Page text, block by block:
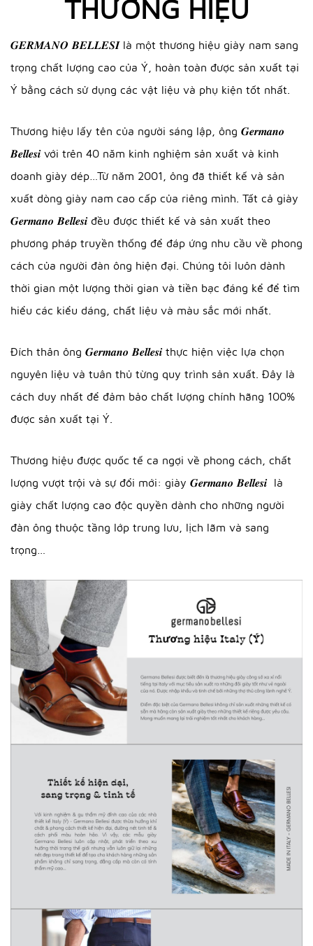
THƯƠNG HIỆU
𝑮𝑬𝑹𝑴𝑨𝑵𝑶 𝑩𝑬𝑳𝑳𝑬𝑺𝑰 là một thương hiệu giày nam sang
trọng chất lượng cao của Ý, hoàn toàn được sản xuất tại
Ý bằng cách sử dụng các vật liệu và phụ kiện tốt nhất.
Thương hiệu lấy tên của người sáng lập, ông 𝑮𝒆𝒓𝒎𝒂𝒏𝒐
𝑩𝒆𝒍𝒍𝒆𝒔𝒊 với trên 40 năm kinh nghiệm sản xuất và kinh
doanh giày dép…Từ năm 2001, ông đã thiết kế và sản
xuất dòng giày nam cao cấp của riêng mình. Tất cả giày
𝑮𝒆𝒓𝒎𝒂𝒏𝒐 𝑩𝒆𝒍𝒍𝒆𝒔𝒊 đều được thiết kế và sản xuất theo
phương pháp truyền thống để đáp ứng nhu cầu về phong
cách của người đàn ông hiện đại. Chúng tôi luôn dành
thời gian một lượng thời gian và tiền bạc đáng kể để tìm
hiểu các kiểu dáng, chất liệu và màu sắc mới nhất.
Đích thân ông 𝑮𝒆𝒓𝒎𝒂𝒏𝒐 𝑩𝒆𝒍𝒍𝒆𝒔𝒊 thực hiện việc lựa chọn
nguyên liệu và tuân thủ từng quy trình sản xuất. Đây là
cách duy nhất để đảm bảo chất lượng chính hãng 100%
được sản xuất tại Ý.
Thương hiệu được quốc tế ca ngợi về phong cách, chất
lượng vượt trội và sự đổi mới: giày 𝑮𝒆𝒓𝒎𝒂𝒏𝒐 𝑩𝒆𝒍𝒍𝒆𝒔𝒊 là
giày chất lượng cao độc quyền dành cho những người
đàn ông thuộc tầng lớp trung lưu, lịch lãm và sang
trọng…